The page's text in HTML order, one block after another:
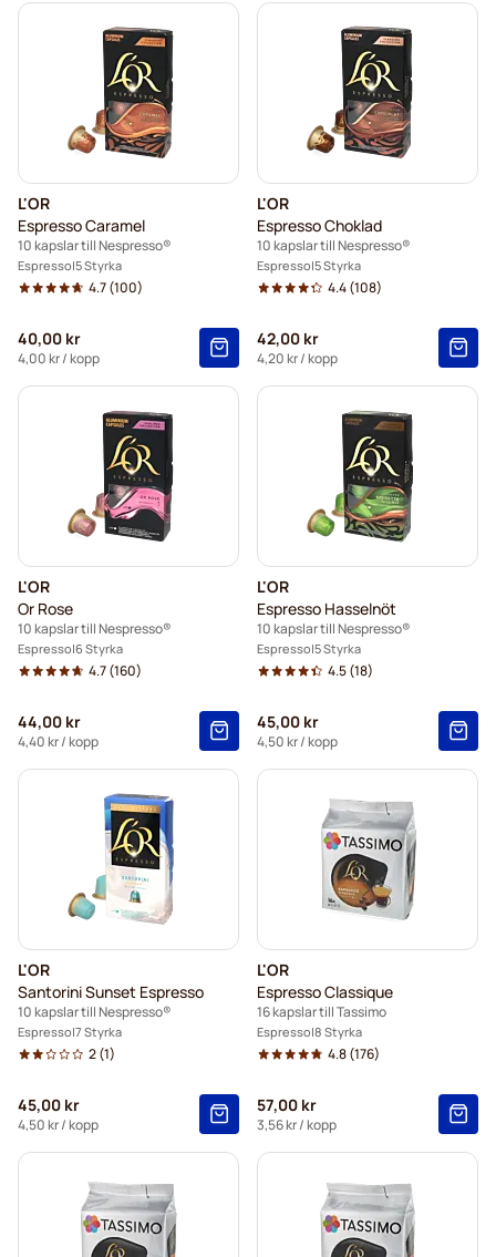
L'OR
Espresso Caramel
10 kapslar till Nespresso®
Espresso 5 Styrka
4.7(100)
40,00 kr
4,00 kr/ kopp
L'OR
Espresso Choklad
10 kapslar till Nespresso®
Espresso 5 Styrka
4.4(108)
42,00 kr
4,20 kr/ kopp
L'OR
Or Rose
10 kapslar till Nespresso®
Espresso 6 Styrka
4.7(160)
44,00 kr
4,40 kr/ kopp
L'OR
Espresso Hasselnöt
10 kapslar till Nespresso®
Espresso 5 Styrka
4.5(18)
45,00 kr
4,50 kr/ kopp
L'OR
Santorini Sunset Espresso
10 kapslar till Nespresso®
Espresso 7 Styrka
2(1)
45,00 kr
4,50 kr/ kopp
L'OR
Espresso Classique
16 kapslar till Tassimo
Espresso 8 Styrka
4.8(176)
57,00 kr
3,56 kr/ kopp